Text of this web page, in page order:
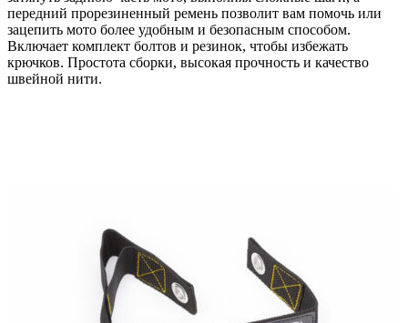
передний прорезиненный ремень позволит вам помочь или
зацепить мото более удобным и безопасным способом.
Включает комплект болтов и резинок, чтобы избежать
крючков. Простота сборки, высокая прочность и качество
швейной нити.